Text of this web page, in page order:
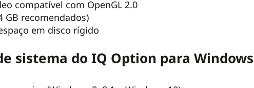
compatível com OpenGL 2.0
GB recomendados)
em disco rígido
sistema do IQ Option para Windows